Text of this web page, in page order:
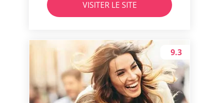
VISITER LE SITE
9.3